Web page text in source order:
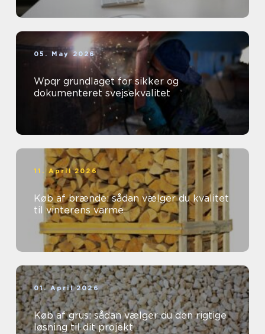
05. May 2026
Wpqr grundlaget for sikker og
dokumenteret svejsekvalitet
11. April 2026
Køb af brænde: sådan vælger du kvalitet
til vinterens varme
01. April 2026
Køb af grus: sådan vælger du den rigtige
løsning til dit projekt